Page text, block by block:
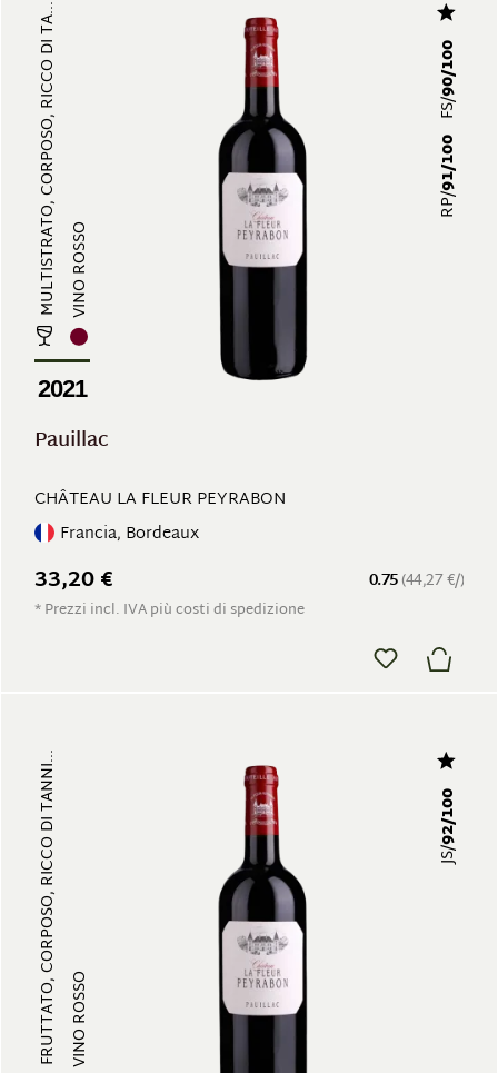
MULTISTRATO, CORPOSO, RICCO DI TA...VINO ROSSO
2021
RP/
91/100
FS/
90/100
Pauillac
CHÂTEAU LA FLEUR PEYRABON
Francia, Bordeaux
0.75(44,27 €/)
33,20 €
* Prezzi incl. IVA più costi di spedizione
FRUTTATO, CORPOSO, RICCO DI TANNI...VINO ROSSO
JS/
92/100